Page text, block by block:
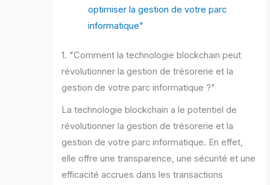
optimiser la gestion de votre parc
informatique"
1. "Comment la technologie blockchain peut
révolutionner la gestion de trésorerie et la
gestion de votre parc informatique ?"
La technologie blockchain a le potentiel de
révolutionner la gestion de trésorerie et la
gestion de votre parc informatique. En effet,
elle offre une transparence, une sécurité et une
efficacité accrues dans les transactions